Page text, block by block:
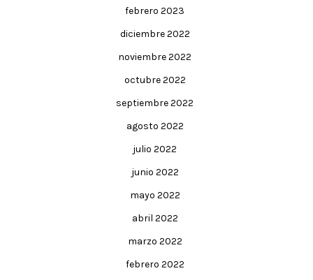
febrero 2023
diciembre 2022
noviembre 2022
octubre 2022
septiembre 2022
agosto 2022
julio 2022
junio 2022
mayo 2022
abril 2022
marzo 2022
febrero 2022